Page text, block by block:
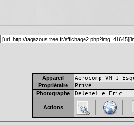
Appareil Aerocomp VM-1
Propriétaire Privé
Photographe Delehelle Eric
Actions